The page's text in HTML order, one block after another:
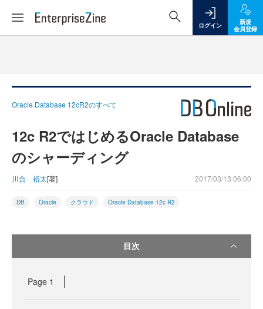
ログイン
新規
会員登録
Oracle Database 12cR2のすべて
12c R2ではじめるOracle Database
のシャーディング
川合 裕太[著] 2017/03/13 06:00
DB Oracle クラウド Oracle Database 12c R2
目次
Page 1